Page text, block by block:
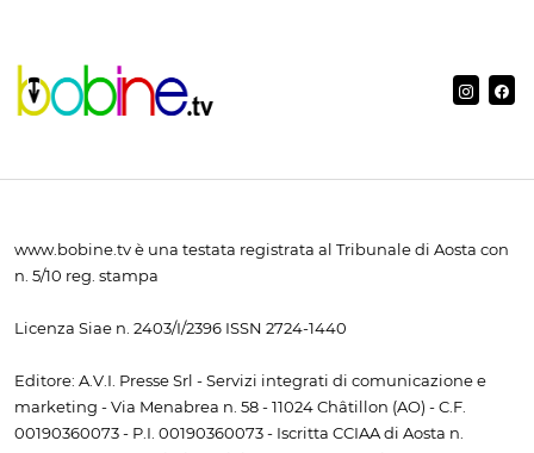
www.bobine.tv è una testata registrata al Tribunale di Aosta con
n. 5/10 reg. stampa
Licenza Siae n. 2403/I/2396 ISSN 2724-1440
Editore: A.V.I. Presse Srl - Servizi integrati di comunicazione e
marketing - Via Menabrea n. 58 - 11024 Châtillon (AO) - C.F.
00190360073 - P.I. 00190360073 - Iscritta CCIAA di Aosta n.